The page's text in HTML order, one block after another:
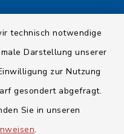
technisch notwendige
Darstellung unserer
zur Nutzung
gesondert abgefragt.
Sie in unseren
.